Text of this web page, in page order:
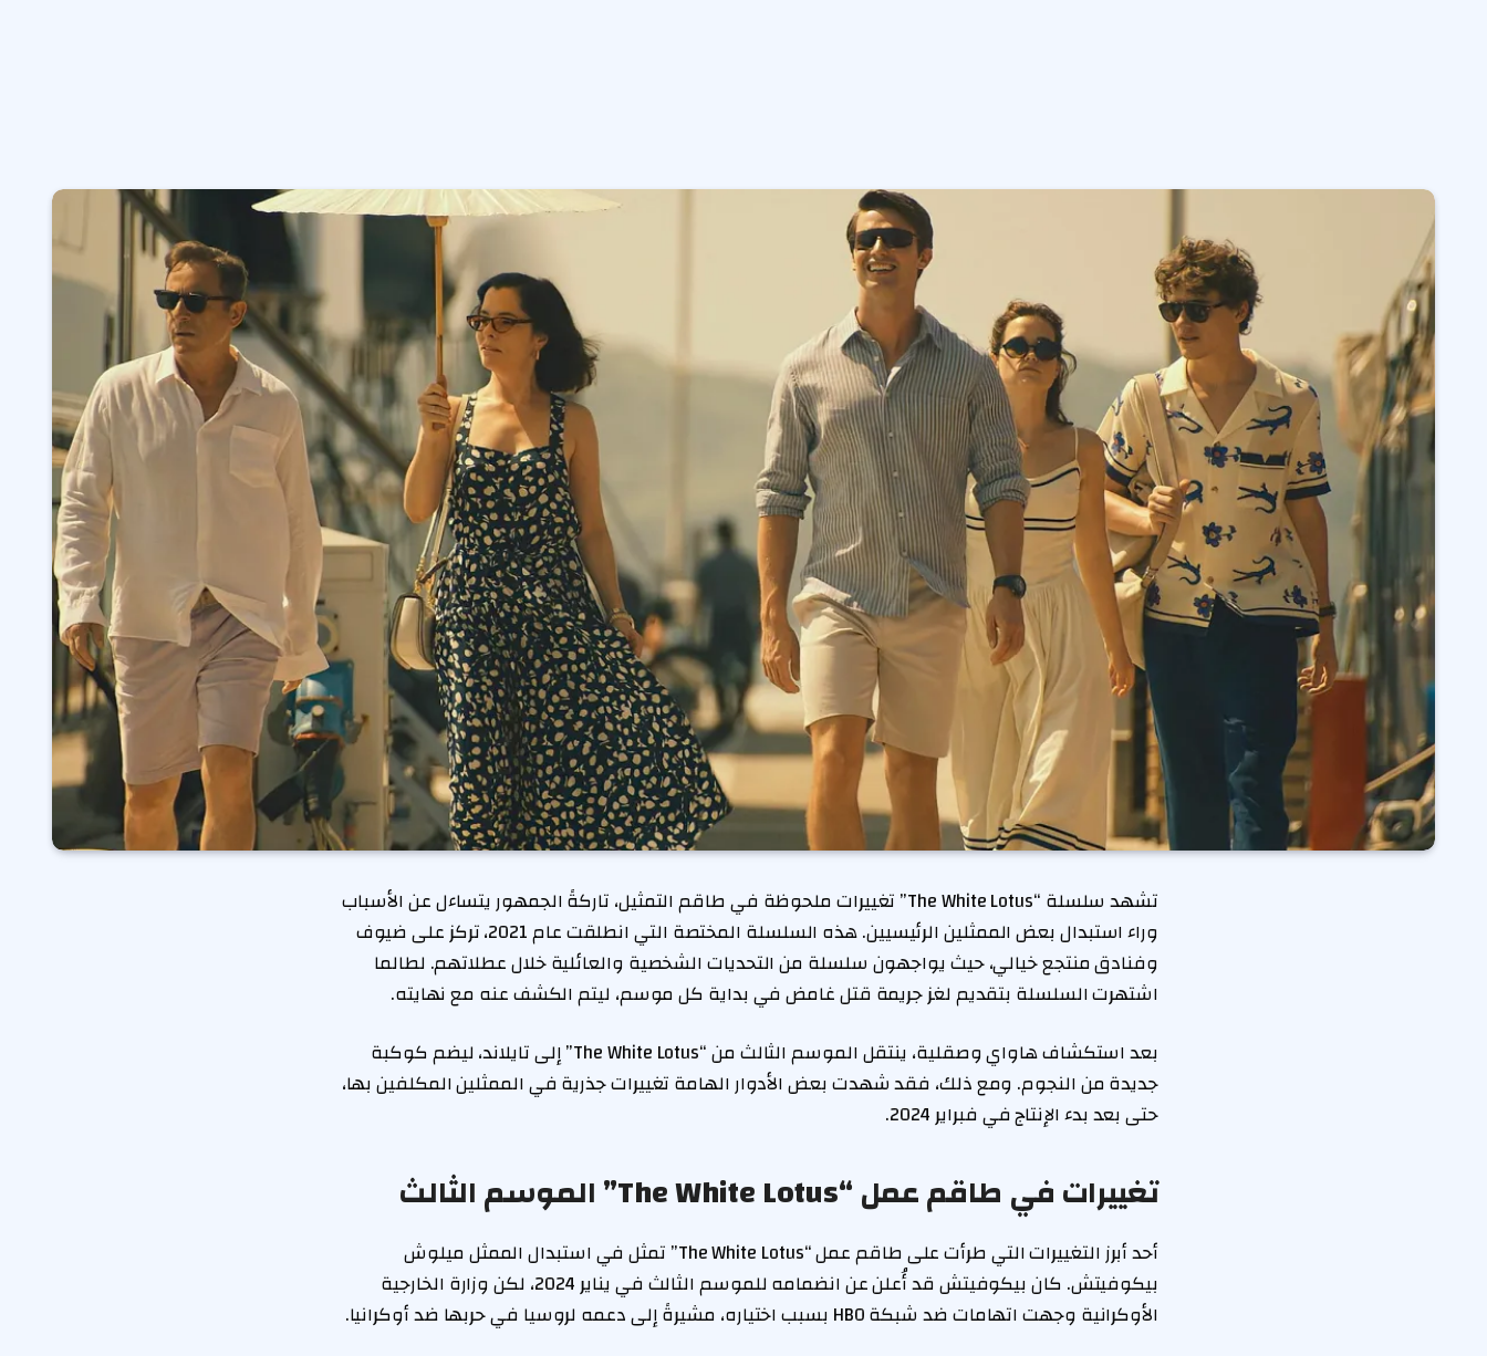
تشهد سلسلة “The White Lotus” تغييرات ملحوظة في طاقم التمثيل، تاركةً الجمهور يتساءل عن الأسباب
وراء استبدال بعض الممثلين الرئيسيين. هذه السلسلة المختصة التي انطلقت عام 2021، تركز على ضيوف
وفنادق منتجع خيالي، حيث يواجهون سلسلة من التحديات الشخصية والعائلية خلال عطلاتهم. لطالما
اشتهرت السلسلة بتقديم لغز جريمة قتل غامض في بداية كل موسم، ليتم الكشف عنه مع نهايته.
بعد استكشاف هاواي وصقلية، ينتقل الموسم الثالث من “The White Lotus” إلى تايلاند، ليضم كوكبة
جديدة من النجوم. ومع ذلك، فقد شهدت بعض الأدوار الهامة تغييرات جذرية في الممثلين المكلفين بها،
حتى بعد بدء الإنتاج في فبراير 2024.
تغييرات في طاقم عمل “The White Lotus” الموسم الثالث
أحد أبرز التغييرات التي طرأت على طاقم عمل “The White Lotus” تمثل في استبدال الممثل ميلوش
بيكوفيتش. كان بيكوفيتش قد أُعلن عن انضمامه للموسم الثالث في يناير 2024، لكن وزارة الخارجية
الأوكرانية وجهت اتهامات ضد شبكة HBO بسبب اختياره، مشيرةً إلى دعمه لروسيا في حربها ضد أوكرانيا.